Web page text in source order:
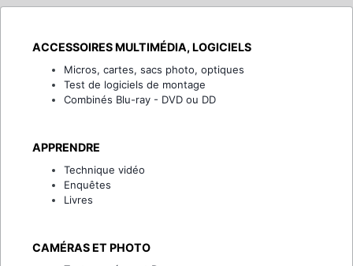
ACCESSOIRES MULTIMÉDIA, LOGICIELS
Micros, cartes, sacs photo, optiques
Test de logiciels de montage
Combinés Blu-ray - DVD ou DD
APPRENDRE
Technique vidéo
Enquêtes
Livres
CAMÉRAS ET PHOTO